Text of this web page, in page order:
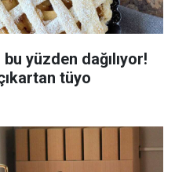
yüzden dağılıyor!
tüyo